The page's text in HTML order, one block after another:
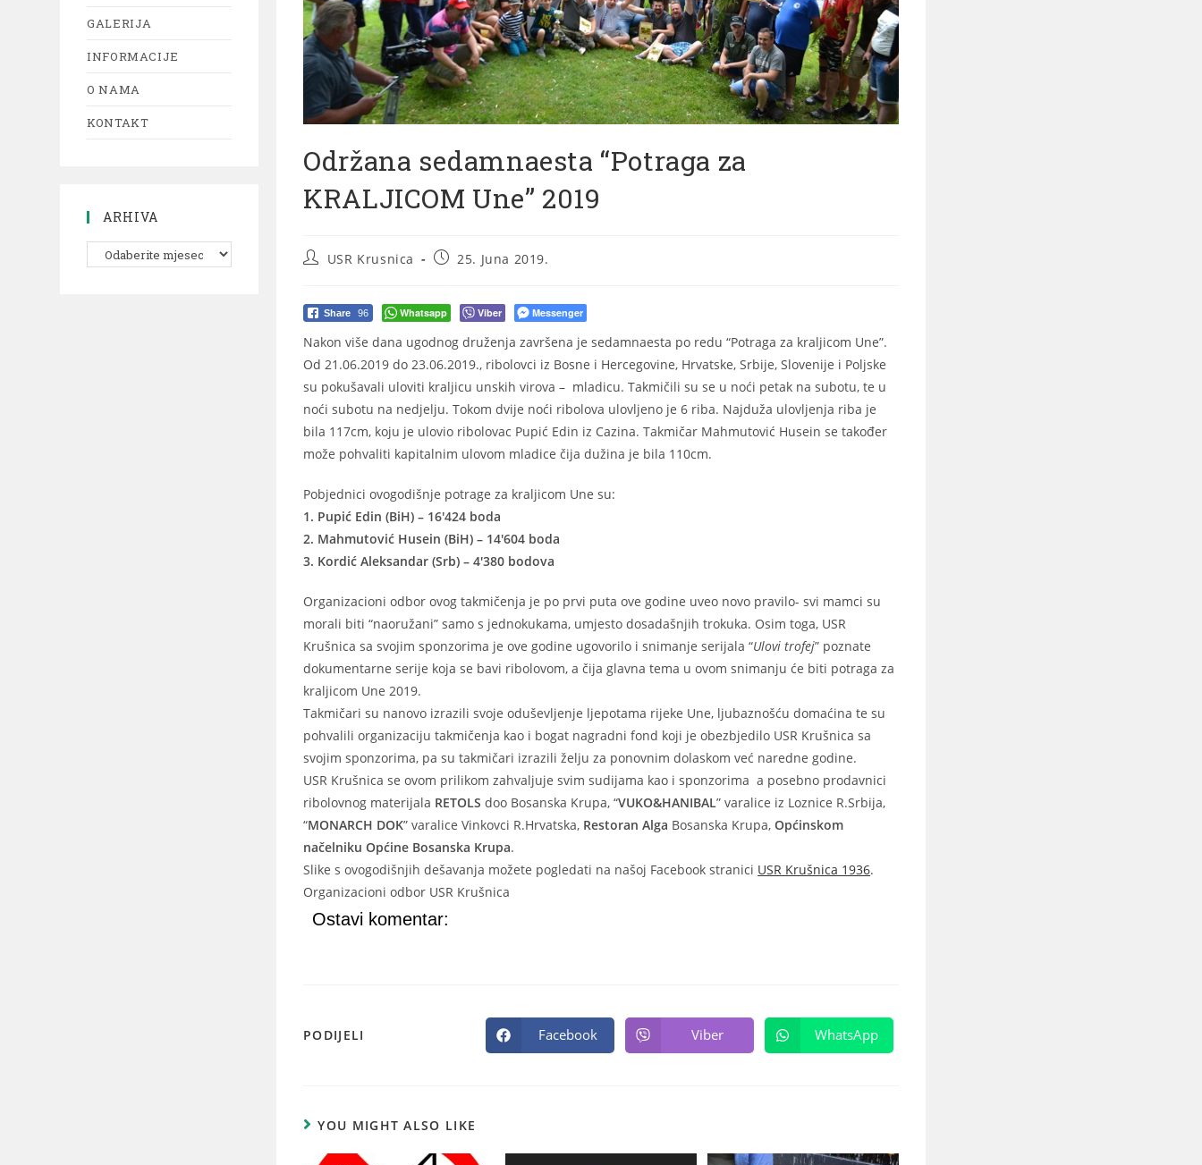
Održana sedamnaesta “Potraga za
KRALJICOM Une” 2019
USR Krusnica 25. Juna 2019.
Share 96 Whatsapp Viber Messenger
Nakon više dana ugodnog druženja završena je sedamnaesta po redu “Potraga za kraljicom Une”.
Od 21.06.2019 do 23.06.2019., ribolovci iz Bosne i Hercegovine, Hrvatske, Srbije, Slovenije i Poljske
su pokušavali uloviti kraljicu unskih virova – mladicu. Takmičili su se u noći petak na subotu, te u
noći subotu na nedjelju. Tokom dvije noći ribolova ulovljeno je 6 riba. Najduža ulovljenja riba je
bila 117cm, koju je ulovio ribolovac Pupić Edin iz Cazina. Takmičar Mahmutović Husein se također
može pohvaliti kapitalnim ulovom mladice čija dužina je bila 110cm.
Pobjednici ovogodišnje potrage za kraljicom Une su:
1. Pupić Edin (BiH) – 16'424 boda
2. Mahmutović Husein (BiH) – 14'604 boda
3. Kordić Aleksandar (Srb) – 4'380 bodova
Organizacioni odbor ovog takmičenja je po prvi puta ove godine uveo novo pravilo- svi mamci su
morali biti “naoružani” samo s jednokukama, umjesto dosadašnjih trokuka. Osim toga, USR
Krušnica sa svojim sponzorima je ove godine ugovorilo i snimanje serijala “Ulovi trofej” poznate
dokumentarne serije koja se bavi ribolovom, a čija glavna tema u ovom snimanju će biti potraga za
kraljicom Une 2019.
Takmičari su nanovo izrazili svoje oduševljenje ljepotama rijeke Une, ljubaznošću domaćina te su
pohvalili organizaciju takmičenja kao i bogat nagradni fond koji je obezbjedilo USR Krušnica sa
svojim sponzorima, pa su takmičari izrazili želju za ponovnim dolaskom već naredne godine.
USR Krušnica se ovom prilikom zahvaljuje svim sudijama kao i sponzorima a posebno prodavnici
ribolovnog materijala RETOLS doo Bosanska Krupa, “VUKO&HANIBAL” varalice iz Loznice R.Srbija,
“MONARCH DOK” varalice Vinkovci R.Hrvatska, Restoran Alga Bosanska Krupa,Općinskom
načelniku Općine Bosanska Krupa.
Slike s ovogodišnjih dešavanja možete pogledati na našoj Facebook stranici USR Krušnica 1936.
Organizacioni odbor USR Krušnica
Ostavi komentar:
PODIJELI Facebook Viber WhatsApp
YOU MIGHT ALSO LIKE
GALERIJA
INFORMACIJE
O NAMA
KONTAKT
ARHIVA